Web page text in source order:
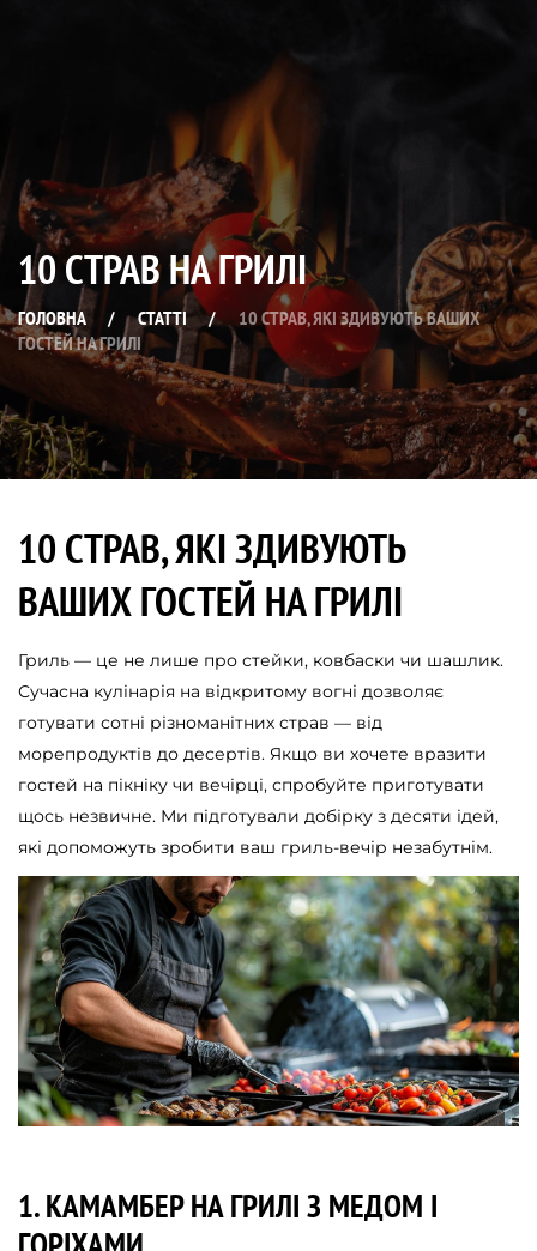
10 СТРАВ НА ГРИЛІ
ГОЛОВНА / СТАТТІ /
10 СТРАВ, ЯКІ ЗДИВУЮТЬ ВАШИХ
ГОСТЕЙ НА ГРИЛІ
10 СТРАВ, ЯКІ ЗДИВУЮТЬ
ВАШИХ ГОСТЕЙ НА ГРИЛІ
Гриль — це не лише про стейки, ковбаски чи шашлик.
Сучасна кулінарія на відкритому вогні дозволяє
готувати сотні різноманітних страв — від
морепродуктів до десертів. Якщо ви хочете вразити
гостей на пікніку чи вечірці, спробуйте приготувати
щось незвичне. Ми підготували добірку з десяти ідей,
які допоможуть зробити ваш гриль-вечір незабутнім.
1. КАМАМБЕР НА ГРИЛІ З МЕДОМ І